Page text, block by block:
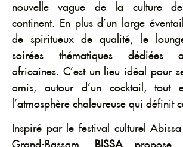
nouvelle vague de la culture
continent. En plus d’un large
de spiritueux de qualité, le
soirées thématiques dédiées
africaines. C’est un lieu idéal pour
amis, autour d’un cocktail, tout
l’atmosphère chaleureuse qui définit
Inspiré par le festival culturel
Grand-Bassam, BISSA